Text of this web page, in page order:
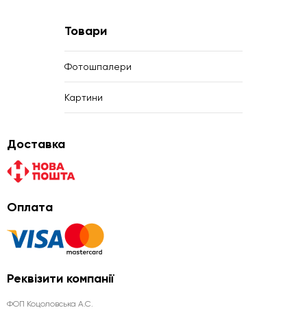
Товари
Фотошпалери
Картини
Доставка
Оплата
Реквізити компанії
ФОП Коцоловська А.С.